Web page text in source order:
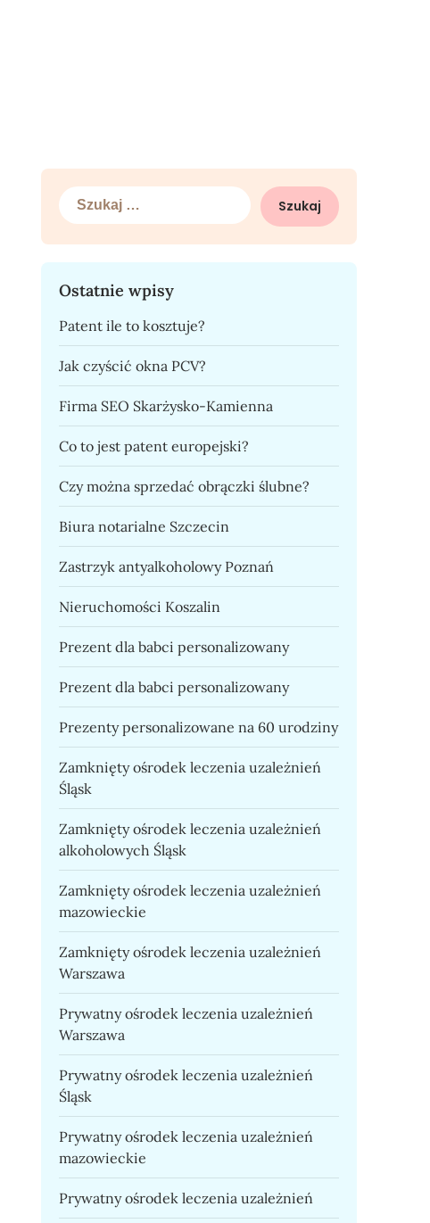
Szukaj:
Ostatnie wpisy
Patent ile to kosztuje?
Jak czyścić okna PCV?
Firma SEO Skarżysko-Kamienna
Co to jest patent europejski?
Czy można sprzedać obrączki ślubne?
Biura notarialne Szczecin
Zastrzyk antyalkoholowy Poznań
Nieruchomości Koszalin
Prezent dla babci personalizowany
Prezent dla babci personalizowany
Prezenty personalizowane na 60 urodziny
Zamknięty ośrodek leczenia uzależnień
Śląsk
Zamknięty ośrodek leczenia uzależnień
alkoholowych Śląsk
Zamknięty ośrodek leczenia uzależnień
mazowieckie
Zamknięty ośrodek leczenia uzależnień
Warszawa
Prywatny ośrodek leczenia uzależnień
Warszawa
Prywatny ośrodek leczenia uzależnień
Śląsk
Prywatny ośrodek leczenia uzależnień
mazowieckie
Prywatny ośrodek leczenia uzależnień